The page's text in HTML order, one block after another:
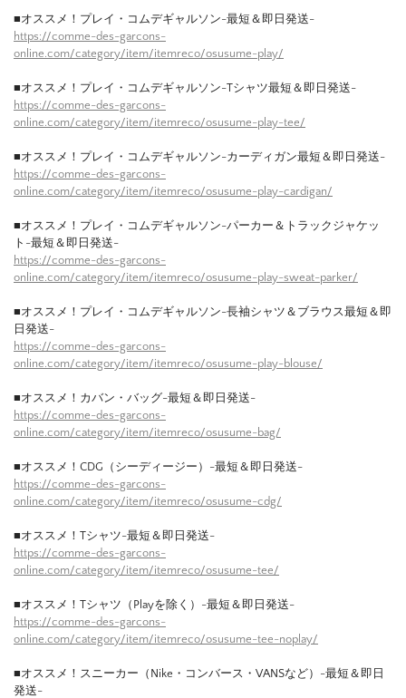
■オススメ！プレイ・コムデギャルソン-最短＆即日発送-
https://comme-des-garcons-
online.com/category/item/itemreco/osusume-play/
■オススメ！プレイ・コムデギャルソン-Tシャツ最短＆即日発送-
https://comme-des-garcons-
online.com/category/item/itemreco/osusume-play-tee/
■オススメ！プレイ・コムデギャルソン-カーディガン最短＆即日発送-
https://comme-des-garcons-
online.com/category/item/itemreco/osusume-play-cardigan/
■オススメ！プレイ・コムデギャルソン-パーカー＆トラックジャケッ
ト-最短＆即日発送-
https://comme-des-garcons-
online.com/category/item/itemreco/osusume-play-sweat-parker/
■オススメ！プレイ・コムデギャルソン-長袖シャツ＆ブラウス最短＆即
日発送-
https://comme-des-garcons-
online.com/category/item/itemreco/osusume-play-blouse/
■オススメ！カバン・バッグ-最短＆即日発送-
https://comme-des-garcons-
online.com/category/item/itemreco/osusume-bag/
■オススメ！CDG（シーディージー）-最短＆即日発送-
https://comme-des-garcons-
online.com/category/item/itemreco/osusume-cdg/
■オススメ！Tシャツ-最短＆即日発送-
https://comme-des-garcons-
online.com/category/item/itemreco/osusume-tee/
■オススメ！Tシャツ（Playを除く）-最短＆即日発送-
https://comme-des-garcons-
online.com/category/item/itemreco/osusume-tee-noplay/
■オススメ！スニーカー（Nike・コンバース・VANSなど）-最短＆即日
発送-